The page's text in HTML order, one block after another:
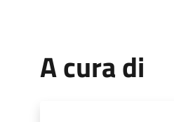
A cura di